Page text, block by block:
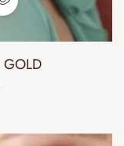
GOLD